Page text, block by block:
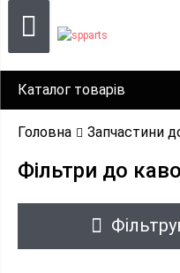
Каталог товарів
Головна Запчастини
Фільтри до